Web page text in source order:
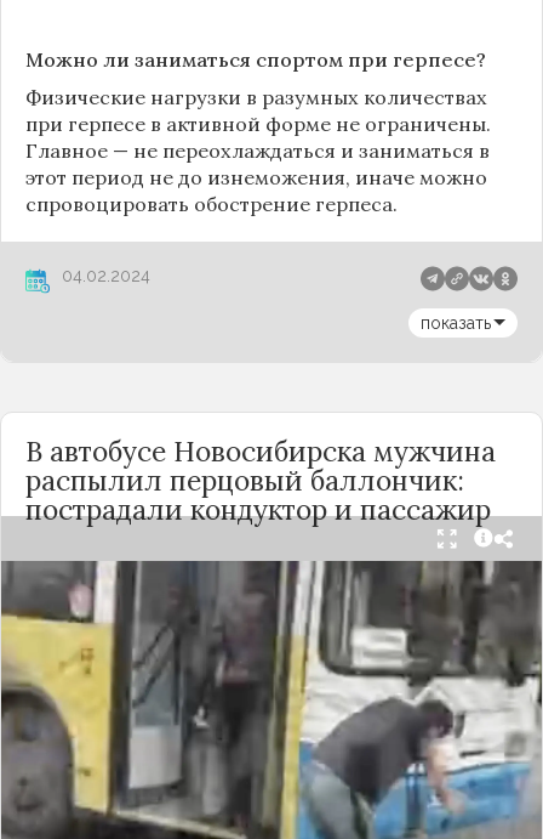
Можно ли заниматься спортом при герпесе?
Физические нагрузки в разумных количествах
при герпесе в активной форме не ограничены.
Главное — не переохлаждаться и заниматься в
этот период не до изнеможения, иначе можно
спровоцировать обострение герпеса.
04.02.2024
показать
В автобусе Новосибирска мужчина
распылил перцовый баллончик:
пострадали кондуктор и пассажир
Вечером 24 сентября в салоне автобуса маршрута
№18 в Новосибирске произошёл инцидент с
применением перцового баллончика. Как
сообщили очевидцы в
Telegram-канале
«Инцидент Новосибирск», неизвестный
мужчина с бородой сначала вступил в перепалку
с кондуктором, затем поссорился с другими
пассажирами. В ходе конфликта он достал
газовый баллончик и распылил его в салоне.